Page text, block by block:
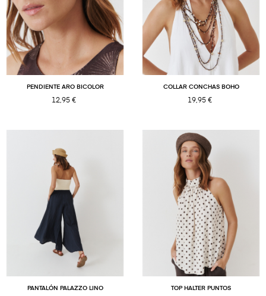
PENDIENTE ARO BICOLOR
12,95 €
COLLAR CONCHAS BOHO
19,95 €
PANTALÓN PALAZZO LINO TOP HALTER PUNTOS
Acepto lascondiciones de newsletter